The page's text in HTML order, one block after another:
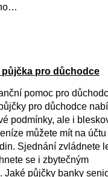
pro důchodce
pomoc pro
pro důchodce
podmínky, ale i
můžete mít na účtu
Sjednání zvládnete
se i zbytečným
Jaké půjčky banky